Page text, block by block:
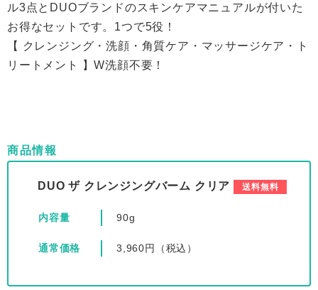
ル3点とDUOブランドのスキンケアマニュアルが付いた
お得なセットです。1つで5役！
【 クレンジング・洗顔・角質ケア・マッサージケア・ト
リートメント 】W洗顔不要！
商品情報
DUO ザ クレンジングバーム クリア 送料無料
内容量 90g
通常価格 3,960円（税込）